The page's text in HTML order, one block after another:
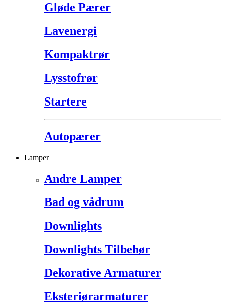
Gløde Pærer
Lavenergi
Kompaktrør
Lysstofrør
Startere
Autopærer
Lamper
Andre Lamper
Bad og vådrum
Downlights
Downlights Tilbehør
Dekorative Armaturer
Eksteriørarmaturer